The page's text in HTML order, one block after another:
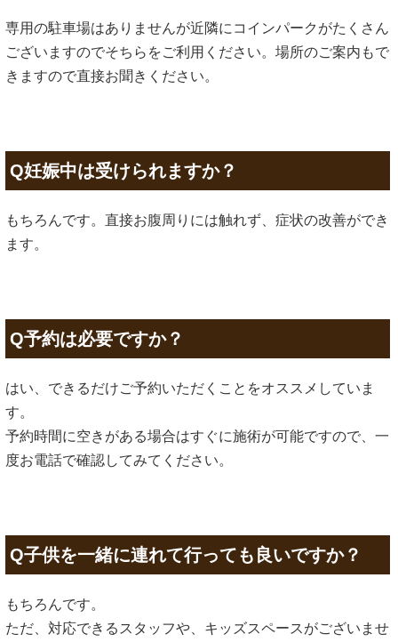
専用の駐車場はありませんが近隣にコインパークがたくさん
ございますのでそちらをご利用ください。場所のご案内もで
きますので直接お聞きください。
Q妊娠中は受けられますか？
もちろんです。直接お腹周りには触れず、症状の改善ができ
ます。
Q予約は必要ですか？
はい、できるだけご予約いただくことをオススメしていま
す。
予約時間に空きがある場合はすぐに施術が可能ですので、一
度お電話で確認してみてください。
Q子供を一緒に連れて行っても良いですか？
もちろんです。
ただ、対応できるスタッフや、キッズスペースがございませ